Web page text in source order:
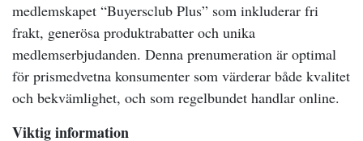
medlemskapet “Buyersclub Plus” som inkluderar fri
frakt, generösa produktrabatter och unika
medlemserbjudanden. Denna prenumeration är optimal
för prismedvetna konsumenter som värderar både kvalitet
och bekvämlighet, och som regelbundet handlar online.
Viktig information